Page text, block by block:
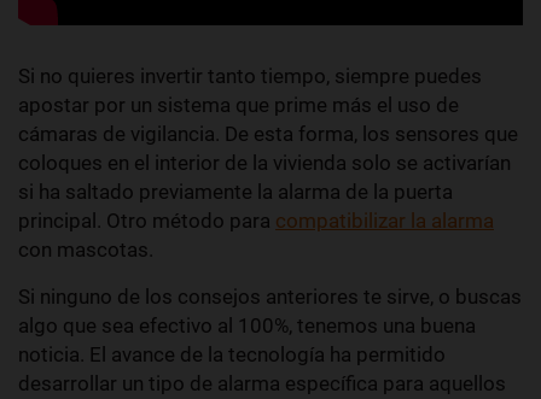
Si no quieres invertir tanto tiempo, siempre puedes
apostar por un sistema que prime más el uso de
cámaras de vigilancia. De esta forma, los sensores que
coloques en el interior de la vivienda solo se activarían
si ha saltado previamente la alarma de la puerta
principal. Otro método para compatibilizar la alarma
con mascotas.
Si ninguno de los consejos anteriores te sirve, o buscas
algo que sea efectivo al 100%, tenemos una buena
noticia. El avance de la tecnología ha permitido
desarrollar un tipo de alarma específica para aquellos